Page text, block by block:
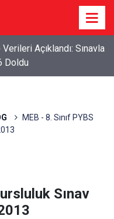
Açıklandı: Sınavla
Doldu
MEB - 8. Sınıf PYBS
Sınav